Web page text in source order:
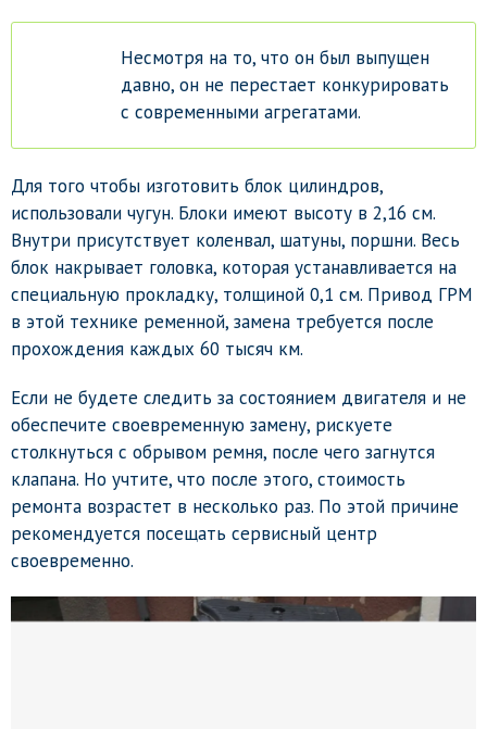
Несмотря на то, что он был выпущен
давно, он не перестает конкурировать
с современными агрегатами.
Для того чтобы изготовить блок цилиндров,
использовали чугун. Блоки имеют высоту в 2,16 см.
Внутри присутствует коленвал, шатуны, поршни. Весь
блок накрывает головка, которая устанавливается на
специальную прокладку, толщиной 0,1 см. Привод ГРМ
в этой технике ременной, замена требуется после
прохождения каждых 60 тысяч км.
Если не будете следить за состоянием двигателя и не
обеспечите своевременную замену, рискуете
столкнуться с обрывом ремня, после чего загнутся
клапана. Но учтите, что после этого, стоимость
ремонта возрастет в несколько раз. По этой причине
рекомендуется посещать сервисный центр
своевременно.